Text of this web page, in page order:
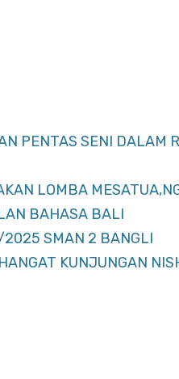
PENTAS SENI DALAM
LOMBA
BAHASA BALI
SMAN 2 BANGLI
KUNJUNGAN